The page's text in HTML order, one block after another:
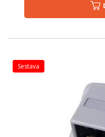
sestava